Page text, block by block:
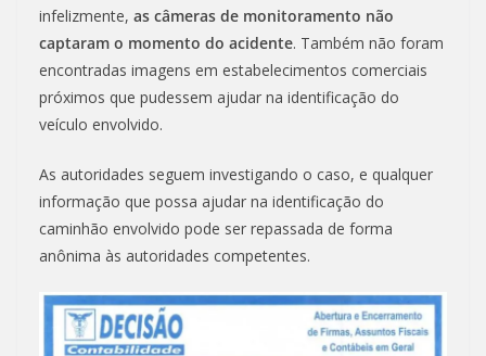
infelizmente, as câmeras de monitoramento não
captaram o momento do acidente. Também não foram
encontradas imagens em estabelecimentos comerciais
próximos que pudessem ajudar na identificação do
veículo envolvido.
As autoridades seguem investigando o caso, e qualquer
informação que possa ajudar na identificação do
caminhão envolvido pode ser repassada de forma
anônima às autoridades competentes.